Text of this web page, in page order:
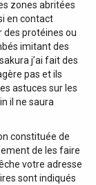
zones abritées
en contact
des protéines ou
imitant des
j’ai fait des
pas et ils
astuces sur les
il ne saura
constituée de
de les faire
votre adresse
sont indiqués